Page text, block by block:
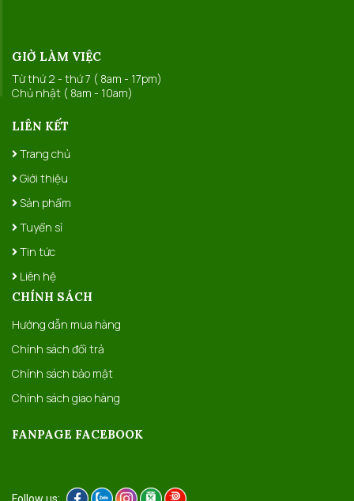
GIỜ LÀM VIỆC
Từ thứ 2 - thứ 7 ( 8am - 17pm)
Chủ nhật ( 8am - 10am)
LIÊN KẾT
Trang chủ
Giới thiệu
Sản phẩm
Tuyển sỉ
Tin tức
Liên hệ
CHÍNH SÁCH
Hướng dẫn mua hàng
Chính sách đổi trả
Chính sách bảo mật
Chính sách giao hàng
FANPAGE FACEBOOK
Follow us: